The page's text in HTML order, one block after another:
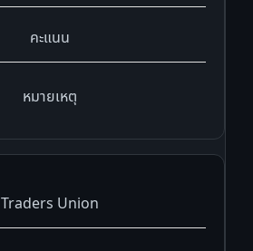
คะแนน
หมายเหตุ
Traders Union